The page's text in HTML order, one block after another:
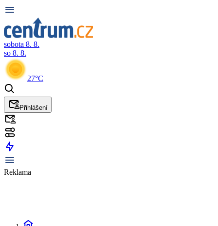
sobota 8. 8.
so 8. 8.
27°C
Přihlášení
Reklama